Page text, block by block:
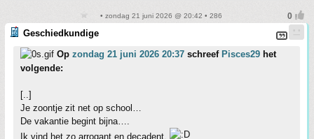
• zondag 21 juni 2026 @ 20:42 • 286
Geschiedkundige
Op zondag 21 juni 2026 20:37 schreef Pisces29 het
volgende:
[..]
Je zoontje zit net op school…
De vakantie begint bijna….
Ik vind het zo arrogant en decadent.